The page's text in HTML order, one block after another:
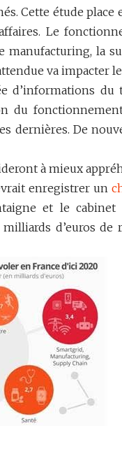
Cette étude
Le
manufacturing, la
va impacter
d’informations
du
dernières. De
à mieux
enregistrer un
et le cabinet
d’euros